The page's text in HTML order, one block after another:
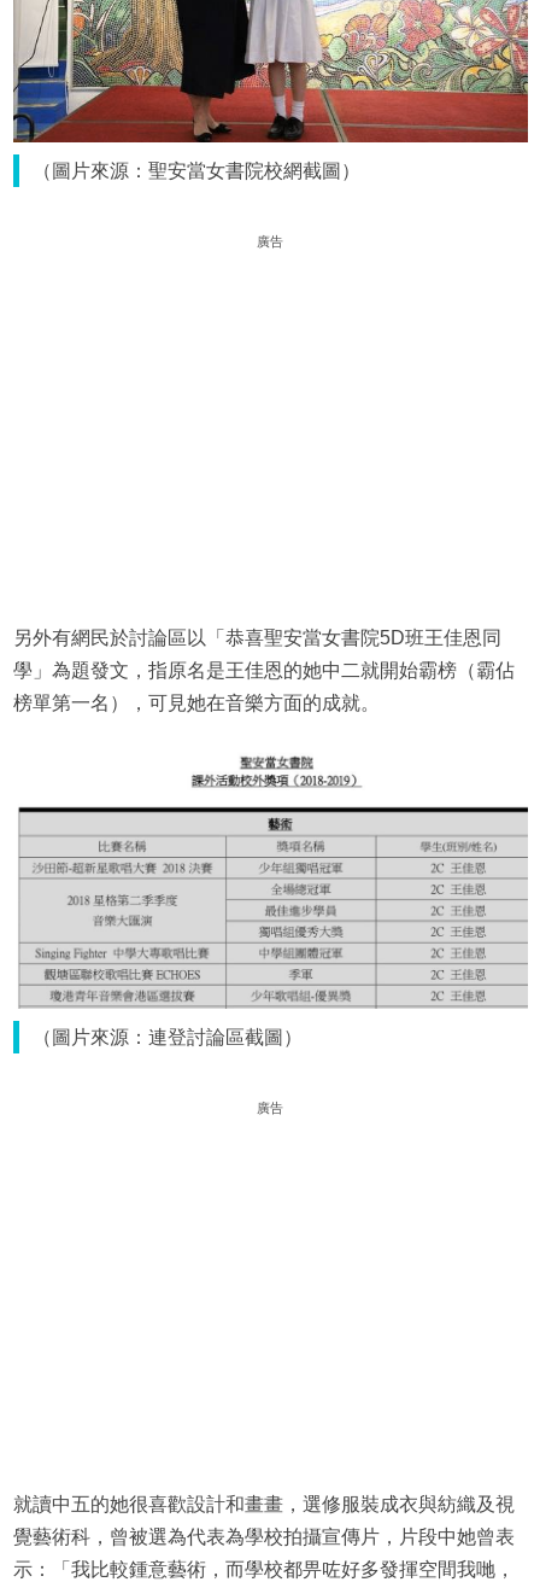
（圖片來源：聖安當女書院校網截圖）
廣告
另外有網民於討論區以「恭喜聖安當女書院5D班王佳恩同
學」為題發文，指原名是王佳恩的她中二就開始霸榜（霸佔
榜單第一名），可見她在音樂方面的成就。
（圖片來源：連登討論區截圖）
廣告
就讀中五的她很喜歡設計和畫畫，選修服裝成衣與紡織及視
覺藝術科，曾被選為代表為學校拍攝宣傳片，片段中她曾表
示：「我比較鍾意藝術，而學校都畀咗好多發揮空間我哋，